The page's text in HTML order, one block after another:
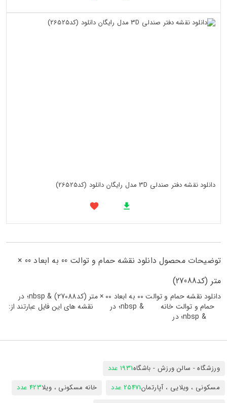
دانلود نقشه دفتر صندلی 3D مدل رایگان دانلود (کد26525)
توضیحات محصول دانلود نقشه حمام و توالت 00 به ابعاد 00 ×
متر (کد27088)
دانلود نقشه حمام و توالت 00 به ابعاد 00 × متر (کد27088) & nbsp؛ در
حمام و توالت خانه & nbsp؛ در نقشه های این فایل عبارتند از:
& nbsp؛ در
ورزشگاه - سالن ورزش - باشگاه1931 عدد
مسکونی ، ویلایی ، آپارتمان25471 عدد خانه مسکونی ، ویلا423 عدد